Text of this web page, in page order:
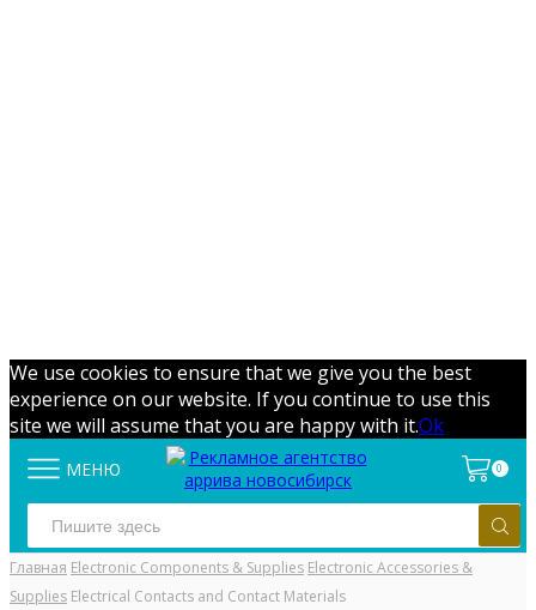
We use cookies to ensure that we give you the best
experience on our website. If you continue to use this
site we will assume that you are happy with it.Ok
МЕНЮ 0
Главная Electronic Components & Supplies Electronic Accessories &
Supplies Electrical Contacts and Contact Materials